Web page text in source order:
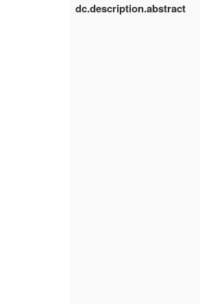
dc.description.abstract